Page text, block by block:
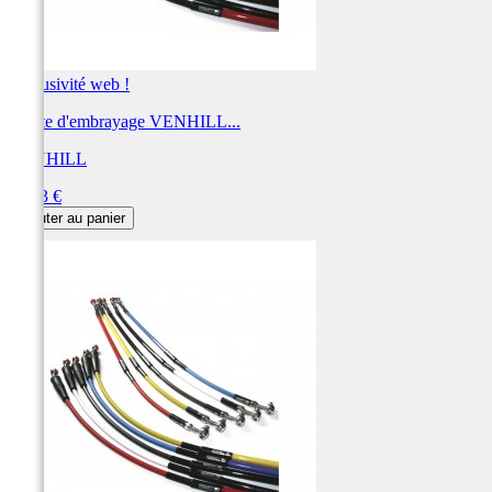
Exclusivité web !
Durite d'embrayage VENHILL...
VENHILL
59,83 €
Ajouter au panier